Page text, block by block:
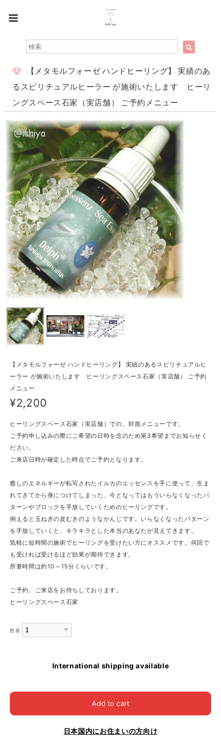
【メタモルフォーゼ ハンドヒーリング】 実績のあ
るスピリチュアルヒーラー が施術いたします ヒーリ
ングスペース石家（実店舗） ご予約メニュー
【メタモルフォーゼ ハンドヒーリング】 実績のあるスピリチュアルヒ
ーラー が施術いたします ヒーリングスペース石家（実店舗） ご予約
メニュー
¥2,200
ヒーリングスペース石家（実店舗）での、対面メニューです。
ご予約申し込みの際にご希望の日時を念のため第3希望までお知らせく
ださい。
ご来店日時が確定した時点でご予約となります。
癒しのエネルギーが転写されたイルカのエッセンスを手に使って、生ま
れてきてから身につけてしまった、今となってはもういらなくなったパ
ターンやブロックを手放していくためのヒーリングです。
例えると玉ねぎの皮むきのようなかんじです。いらなくなったパターン
を手放していくと、キラキラとした本当のあなたが見えてきます。
気軽に短時間の施術でヒーリングを受けたい方にオススメです。何回で
も受ければ受けるほど効果が期待できます。
所要時間は約10～15分くらいです。
ご予約、ご来店をお待ちしております。
ヒーリングスペース石家
数量
International shipping available
Add to cart
日本国内にお住まいの方向け